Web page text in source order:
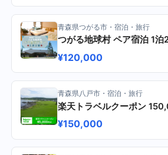
青森県つがる市・宿泊・旅行
つがる地球村 ペア宿泊 1泊
¥120,000
青森県八戸市・宿泊・旅行
楽天トラベルクーポン
¥150,000